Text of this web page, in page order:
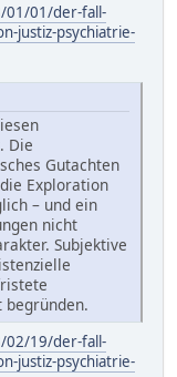
01/01/der-fall-
justiz-psychiatrie-
Die
Gutachten
Exploration
– und ein
nicht
Subjektive
begründen.
02/19/der-fall-
justiz-psychiatrie-